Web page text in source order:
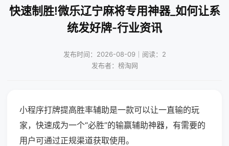
快速制胜!微乐辽宁麻将专用神器_如何让系
统发好牌-行业资讯
发布时间：2026-08-09｜阅读：2
发布者：榜淘网
小程序打牌提高胜率辅助是一款可以让一直输的玩
家，快速成为一个“必胜”的输赢辅助神器，有需要的
用户可通过正规渠道获取使用。